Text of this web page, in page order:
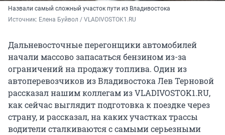
Назвали самый сложный участок пути из Владивостока
Источник: Елена Буйвол / VLADIVOSTOK1.RU
Дальневосточные перегонщики автомобилей
начали массово запасаться бензином из-за
ограничений на продажу топлива. Один из
автоперевозчиков из Владивостока Лев Терновой
рассказал нашим коллегам из VLADIVOSTOK1.RU,
как сейчас выглядит подготовка к поездке через
страну, и рассказал, на каких участках трассы
водители сталкиваются с самыми серьезными